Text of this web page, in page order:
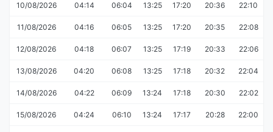
10/08/2026 04:14 06:04 13:25 17:20 20:36 22:10
11/08/2026 04:16 06:05 13:25 17:20 20:35 22:08
12/08/2026 04:18 06:07 13:25 17:19 20:33 22:06
13/08/2026 04:20 06:08 13:25 17:18 20:32 22:04
14/08/2026 04:22 06:09 13:24 17:18 20:30 22:02
15/08/2026 04:24 06:10 13:24 17:17 20:28 22:00